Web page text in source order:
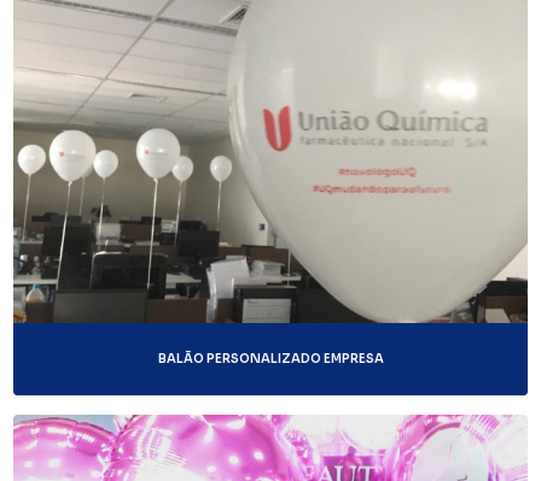
BALÃO PERSONALIZADO EMPRESA